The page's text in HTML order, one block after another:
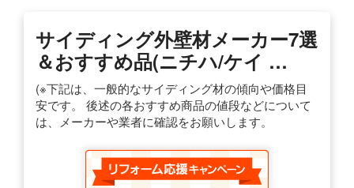
サイディング外壁材メーカー7選
＆おすすめ品(ニチハ/ケイ …
(※下記は、一般的なサイディング材の傾向や価格目
安です。 後述の各おすすめ商品の値段などについて
は、メーカーや業者に確認をお願いします。